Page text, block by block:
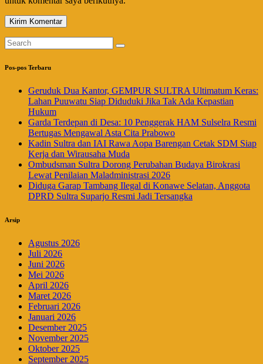
Pos-pos Terbaru
Geruduk Dua Kantor, GEMPUR SULTRA Ultimatum Keras:
Lahan Puuwatu Siap Diduduki Jika Tak Ada Kepastian
Hukum
Garda Terdepan di Desa: 10 Penggerak HAM Sulselra Resmi
Bertugas Mengawal Asta Cita Prabowo
Kadin Sultra dan IAI Rawa Aopa Barengan Cetak SDM Siap
Kerja dan Wirausaha Muda
Ombudsman Sultra Dorong Perubahan Budaya Birokrasi
Lewat Penilaian Maladministrasi 2026
Diduga Garap Tambang Ilegal di Konawe Selatan, Anggota
DPRD Sultra Suparjo Resmi Jadi Tersangka
Arsip
Agustus 2026
Juli 2026
Juni 2026
Mei 2026
April 2026
Maret 2026
Februari 2026
Januari 2026
Desember 2025
November 2025
Oktober 2025
September 2025